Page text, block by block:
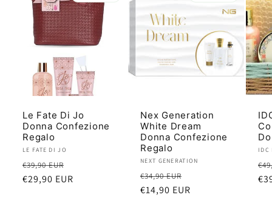
Le Fate Di Jo
Donna Confezione
Regalo
Produttore:
LE FATE DI JO
Prezzo
di
€39,90 EUR
scontato
€29,90 EUR
Nex Generation
White Dream
Donna Confezione
Regalo
Produttore:
NEXT GENERATION
Prezzo
di
€34,90 EUR
scontato
€14,90 EUR
IDC
di